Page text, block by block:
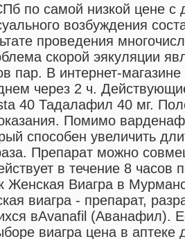
по самой низкой цене с
возбуждения
проведения
скорой эякуляции
пар. В интернет-
через 2 ч.
40 Тадалафил 40 мг.
Помимо
способен увеличить
Препарат можно
в течение 8 часов
Женская Виагра в
виагра - препарат,
вAvanafil (Аванафил).
виагра цена в аптеке